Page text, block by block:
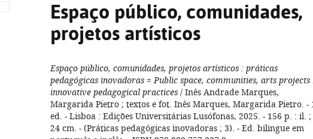
Espaço público, comunidades,
projetos artísticos
Espaço público, comunidades, projetos artísticos : práticas
pedagógicas inovadoras = Public space, communities, arts projects
innovative pedagogical practices / Inês Andrade Marques,
Margarida Pietro ; textos e fot. Inês Marques, Margarida Pietro. -
ed. - Lisboa : Edições Universitárias Lusófonas, 2025. - 156 p. : il. ;
24 cm. - (Práticas pedagógicas inovadoras ; 3). - Ed. bilingue em